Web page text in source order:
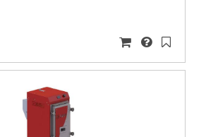
ПОДРОБНЕЕ...